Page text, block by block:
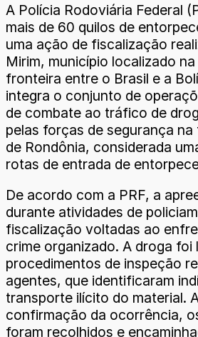
A Polícia Rodoviária Federal
mais de 60 quilos de
uma ação de fiscalização
Mirim, município localizado
fronteira entre o Brasil e a
integra o conjunto de
de combate ao tráfico de
pelas forças de segurança
de Rondônia, considerada
rotas de entrada de
De acordo com a PRF, a
durante atividades de
fiscalização voltadas ao
crime organizado. A droga
procedimentos de inspeção
agentes, que identificaram
transporte ilícito do material.
confirmação da ocorrência,
foram recolhidos e